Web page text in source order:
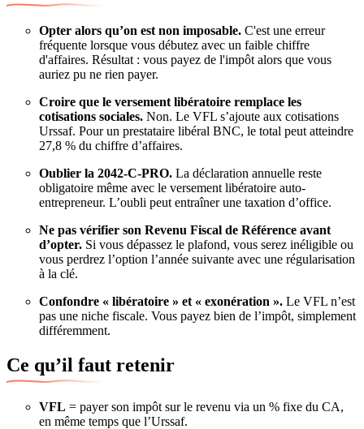
Opter alors qu’on est non imposable. C'est une erreur
fréquente lorsque vous débutez avec un faible chiffre
d'affaires. Résultat : vous payez de l'impôt alors que vous
auriez pu ne rien payer.
Croire que le versement libératoire remplace les
cotisations sociales. Non. Le VFL s’ajoute aux cotisations
Urssaf. Pour un prestataire libéral BNC, le total peut atteindre
27,8 % du chiffre d’affaires.
Oublier la 2042-C-PRO. La déclaration annuelle reste
obligatoire même avec le versement libératoire auto-
entrepreneur. L’oubli peut entraîner une taxation d’office.
Ne pas vérifier son Revenu Fiscal de Référence avant
d’opter. Si vous dépassez le plafond, vous serez inéligible ou
vous perdrez l’option l’année suivante avec une régularisation
à la clé.
Confondre « libératoire » et « exonération ». Le VFL n’est
pas une niche fiscale. Vous payez bien de l’impôt, simplement
différemment.
Ce qu’il faut retenir
VFL = payer son impôt sur le revenu via un % fixe du CA,
en même temps que l’Urssaf.